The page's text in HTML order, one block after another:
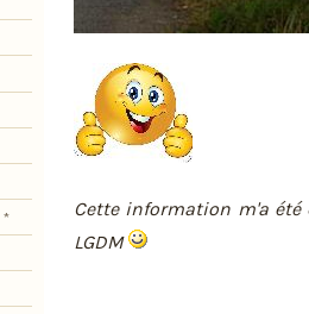
Cette information m'a
LGDM
*